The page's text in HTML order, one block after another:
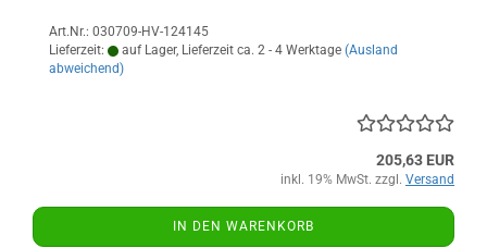
Art.Nr.: 030709-HV-124145
Lieferzeit:
auf Lager, Lieferzeit ca. 2 - 4 Werktage (Ausland
abweichend)
205,63 EUR
inkl. 19% MwSt. zzgl. Versand
IN DEN WARENKORB